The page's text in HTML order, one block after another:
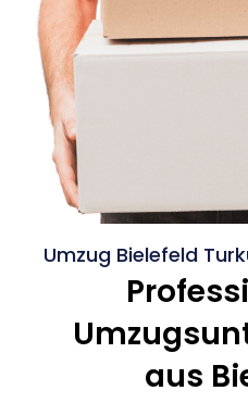
Umzug Bielefeld
aus